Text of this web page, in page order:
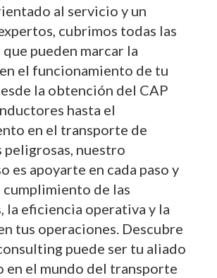
al servicio y un
cubrimos todas las
que pueden marcar la
el funcionamiento de tu
la obtención del CAP
hasta el
en el transporte de
peligrosas, nuestro
es apoyarte en cada paso y
cumplimiento de las
la eficiencia operativa y la
tus operaciones. Descubre
puede ser tu aliado
en el mundo del transporte